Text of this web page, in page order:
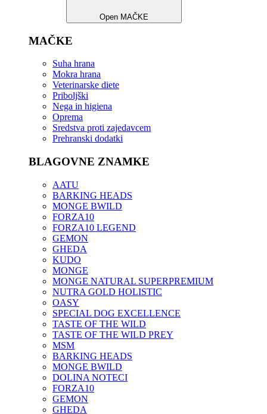
Open MAČKE
MAČKE
Suha hrana
Mokra hrana
Veterinarske diete
Priboljški
Nega in higiena
Oprema
Sredstva proti zajedavcem
Prehranski dodatki
BLAGOVNE ZNAMKE
AATU
BARKING HEADS
MONGE BWILD
FORZA10
FORZA10 LEGEND
GEMON
GHEDA
KUDO
MONGE
MONGE NATURAL SUPERPREMIUM
NUTRA GOLD HOLISTIC
OASY
SPECIAL DOG EXCELLENCE
TASTE OF THE WILD
TASTE OF THE WILD PREY
MSM
BARKING HEADS
MONGE BWILD
DOLINA NOTECI
FORZA10
GEMON
GHEDA